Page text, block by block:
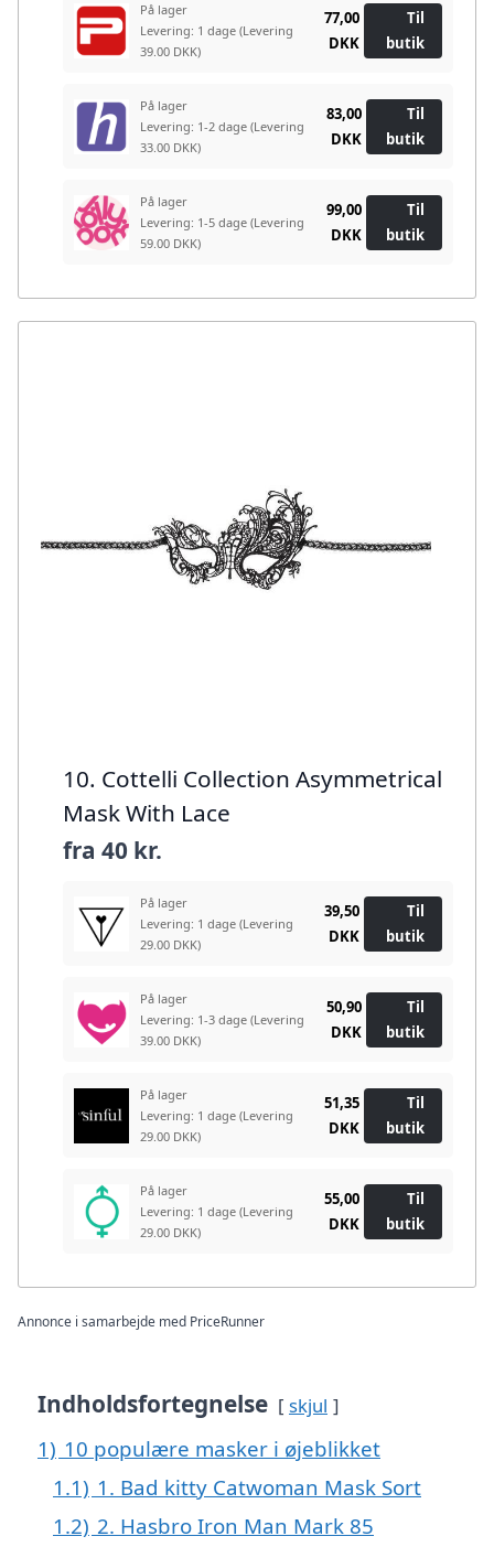
På lager
Levering: 1 dage (Levering
39.00 DKK)
77,00
DKK
Til
butik
På lager
Levering: 1-2 dage (Levering
33.00 DKK)
83,00
DKK
Til
butik
På lager
Levering: 1-5 dage (Levering
59.00 DKK)
99,00
DKK
Til
butik
10. Cottelli Collection Asymmetrical
Mask With Lace
fra 40 kr.
På lager
Levering: 1 dage (Levering
29.00 DKK)
39,50
DKK
Til
butik
På lager
Levering: 1-3 dage (Levering
39.00 DKK)
50,90
DKK
Til
butik
På lager
Levering: 1 dage (Levering
29.00 DKK)
51,35
DKK
Til
butik
På lager
Levering: 1 dage (Levering
29.00 DKK)
55,00
DKK
Til
butik
Annonce i samarbejde med PriceRunner
Indholdsfortegnelse skjul
1) 10 populære masker i øjeblikket
1.1) 1. Bad kitty Catwoman Mask Sort
1.2) 2. Hasbro Iron Man Mark 85